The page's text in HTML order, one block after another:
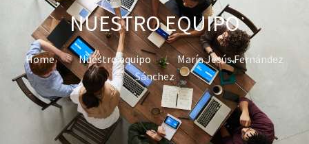
Home Nuestro equipo
María Jesús Fernández
Sánchez